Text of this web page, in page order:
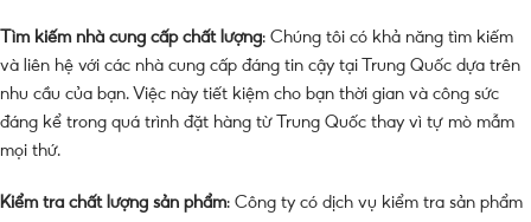
Tìm kiếm nhà cung cấp chất lượng: Chúng tôi có khả năng tìm kiếm
và liên hệ với các nhà cung cấp đáng tin cậy tại Trung Quốc dựa trên
nhu cầu của bạn. Việc này tiết kiệm cho bạn thời gian và công sức
đáng kể trong quá trình đặt hàng từ Trung Quốc thay vì tự mò mẫm
mọi thứ.
Kiểm tra chất lượng sản phẩm: Công ty có dịch vụ kiểm tra sản phẩm